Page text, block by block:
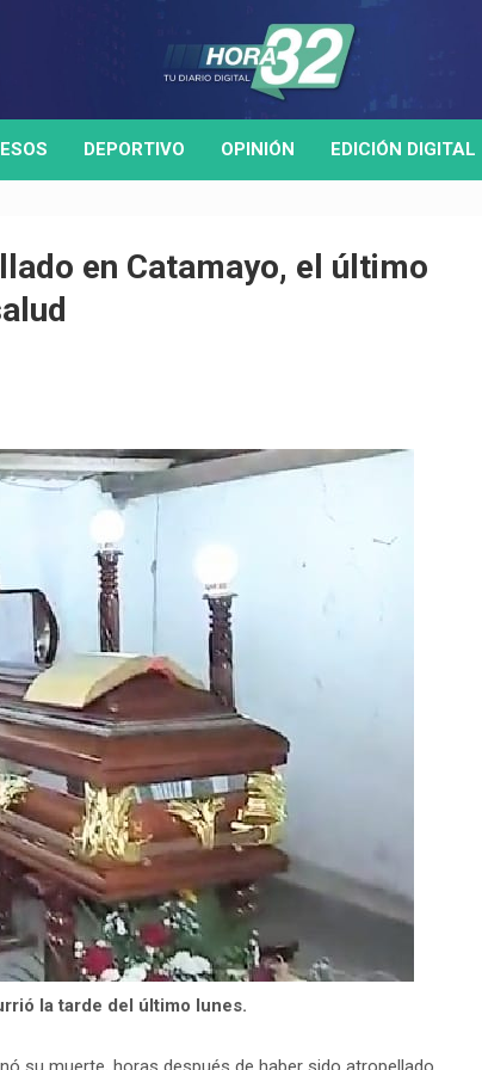
DEPORTIVO OPINIÓN EDICIÓN DIGITAL
en Catamayo, el último
la tarde del último lunes.